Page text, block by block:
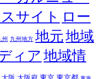
サイト ロー
州 九州地方 地元地域
ィア 地域情
東京都